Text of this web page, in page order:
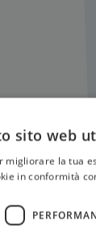
sito web
migliorare la tua
in conformità